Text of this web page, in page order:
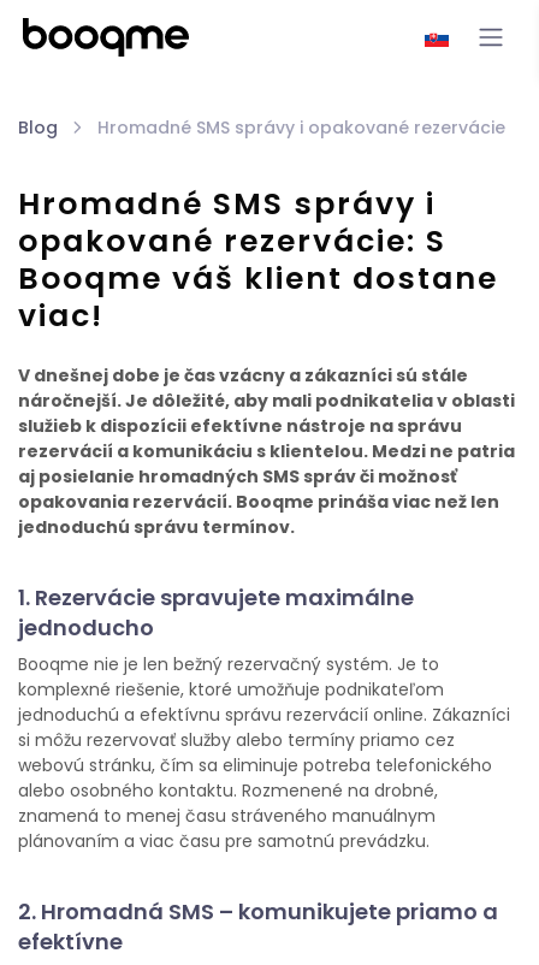
Blog Hromadné SMS správy i opakované rezervácie
Hromadné SMS správy i
opakované rezervácie: S
Booqme váš klient dostane
viac!
V dnešnej dobe je čas vzácny a zákazníci sú stále
náročnejší. Je dôležité, aby mali podnikatelia v oblasti
služieb k dispozícii efektívne nástroje na správu
rezervácií a komunikáciu s klientelou. Medzi ne patria
aj posielanie hromadných SMS správ či možnosť
opakovania rezervácií. Booqme prináša viac než len
jednoduchú správu termínov.
1. Rezervácie spravujete maximálne
jednoducho
Booqme nie je len bežný rezervačný systém. Je to
komplexné riešenie, ktoré umožňuje podnikateľom
jednoduchú a efektívnu správu rezervácií online. Zákazníci
si môžu rezervovať služby alebo termíny priamo cez
webovú stránku, čím sa eliminuje potreba telefonického
alebo osobného kontaktu. Rozmenené na drobné,
znamená to menej času stráveného manuálnym
plánovaním a viac času pre samotnú prevádzku.
2. Hromadná SMS – komunikujete priamo a
efektívne